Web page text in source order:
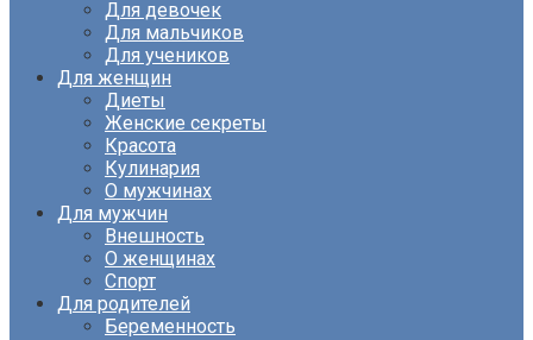
Для девочек
Для мальчиков
Для учеников
Для женщин
Диеты
Женские секреты
Красота
Кулинария
О мужчинах
Для мужчин
Внешность
О женщинах
Спорт
Для родителей
Беременность